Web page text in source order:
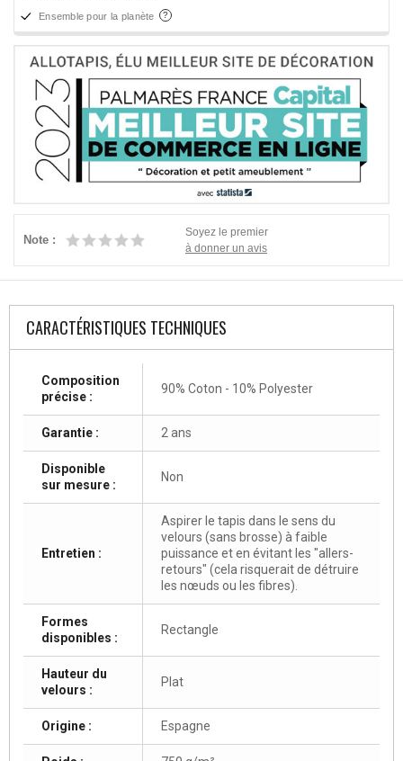
Ensemble pour la planète
Note :
Soyez le premier
à donner un avis
CARACTÉRISTIQUES TECHNIQUES
Composition
précise :
90% Coton - 10% Polyester
Garantie : 2 ans
Disponible
sur mesure :
Non
Entretien :
Aspirer le tapis dans le sens du
velours (sans brosse) à faible
puissance et en évitant les "allers-
retours" (cela risquerait de détruire
les nœuds ou les fibres).
Formes
disponibles :
Rectangle
Hauteur du
velours :
Plat
Origine : Espagne